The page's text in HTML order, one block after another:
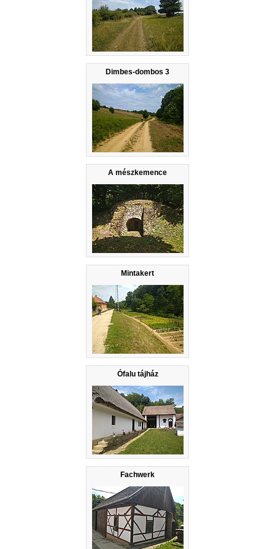
Dimbes-dombos 3
A mészkemence
Mintakert
Ófalu tájház
Fachwerk